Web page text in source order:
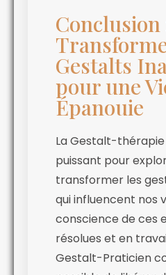
Conclusion
Gestalts
pour une
Épanouie
La Gestalt-
puissant pour
transformer les
qui influencent nos
conscience de ces
résolues et en
Gestalt-Praticien